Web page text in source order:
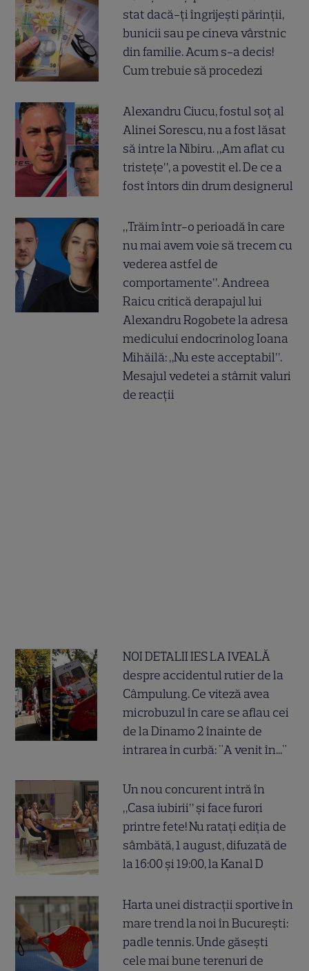
stat dacă-ți îngrijești părinții,
bunicii sau pe cineva vârstnic
din familie. Acum s-a decis!
Cum trebuie să procedezi
Alexandru Ciucu, fostul soț al
Alinei Sorescu, nu a fost lăsat
să intre la Nibiru. „Am aflat cu
tristețe”, a povestit el. De ce a
fost întors din drum designerul
„Trăim într-o perioadă în care
nu mai avem voie să trecem cu
vederea astfel de
comportamente”. Andreea
Raicu critică derapajul lui
Alexandru Rogobete la adresa
medicului endocrinolog Ioana
Mihăilă: „Nu este acceptabil”.
Mesajul vedetei a stârnit valuri
de reacții
NOI DETALII IES LA IVEALĂ
despre accidentul rutier de la
Câmpulung. Ce viteză avea
microbuzul în care se aflau cei
de la Dinamo 2 înainte de
intrarea în curbă: "A venit în..."
Un nou concurent intră în
„Casa iubirii” și face furori
printre fete! Nu ratați ediția de
sâmbătă, 1 august, difuzată de
la 16:00 și 19:00, la Kanal D
Harta unei distracții sportive în
mare trend la noi în București:
padle tennis. Unde găsești
cele mai bune terenuri de